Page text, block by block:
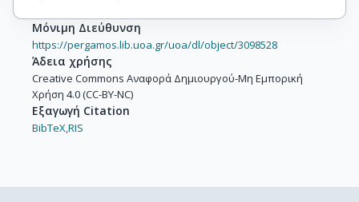
Μόνιμη Διεύθυνση
https://pergamos.lib.uoa.gr/uoa/dl/object/3098528
Άδεια χρήσης
Creative Commons Αναφορά Δημιουργού-Μη Εμπορική
Χρήση 4.0 (CC-BY-NC)
Εξαγωγή Citation
BibTeX,RIS